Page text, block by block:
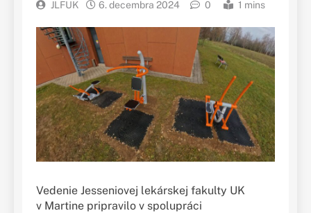
JLFUK 6. decembra 2024 0 1 mins
Vedenie Jesseniovej lekárskej fakulty UK
v Martine pripravilo v spolupráci